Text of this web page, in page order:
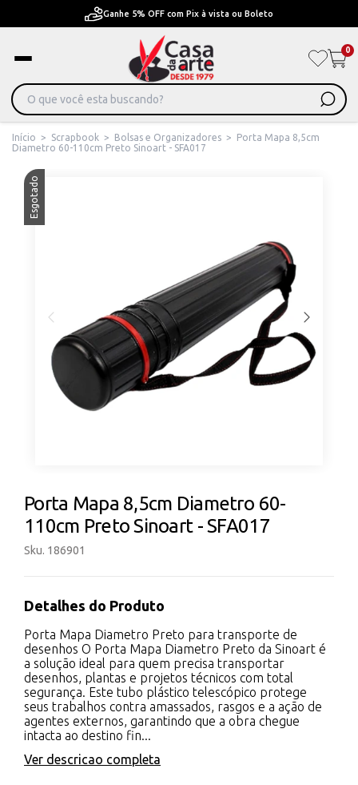
Ganhe 5% OFF com Pix à vista ou Boleto
0
Início > Scrapbook > Bolsas e Organizadores >
Porta Mapa 8,5cm
Diametro 60-110cm Preto Sinoart - SFA017
Esgotado
Porta Mapa 8,5cm Diametro 60-
110cm Preto Sinoart - SFA017
Sku. 186901
Detalhes do Produto
Porta Mapa Diametro Preto para transporte de
desenhos O Porta Mapa Diametro Preto da Sinoart é
a solução ideal para quem precisa transportar
desenhos, plantas e projetos técnicos com total
segurança. Este tubo plástico telescópico protege
seus trabalhos contra amassados, rasgos e a ação de
agentes externos, garantindo que a obra chegue
intacta ao destino fin...
Ver descricao completa